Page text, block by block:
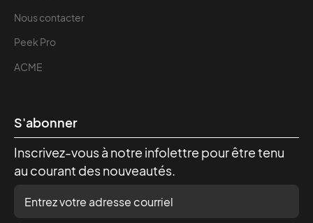
Nous contacter
Peek Pro
ACME
S'abonner
Inscrivez-vous à notre infolettre pour être tenu
au courant des nouveautés.